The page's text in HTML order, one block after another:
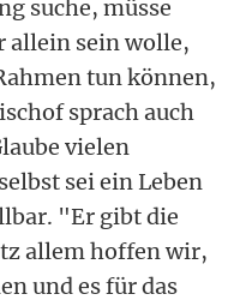
suche, müsse
allein sein wolle,
tun können,
sprach auch
vielen
sei ein Leben
"Er gibt die
allem hoffen wir,
und es für das